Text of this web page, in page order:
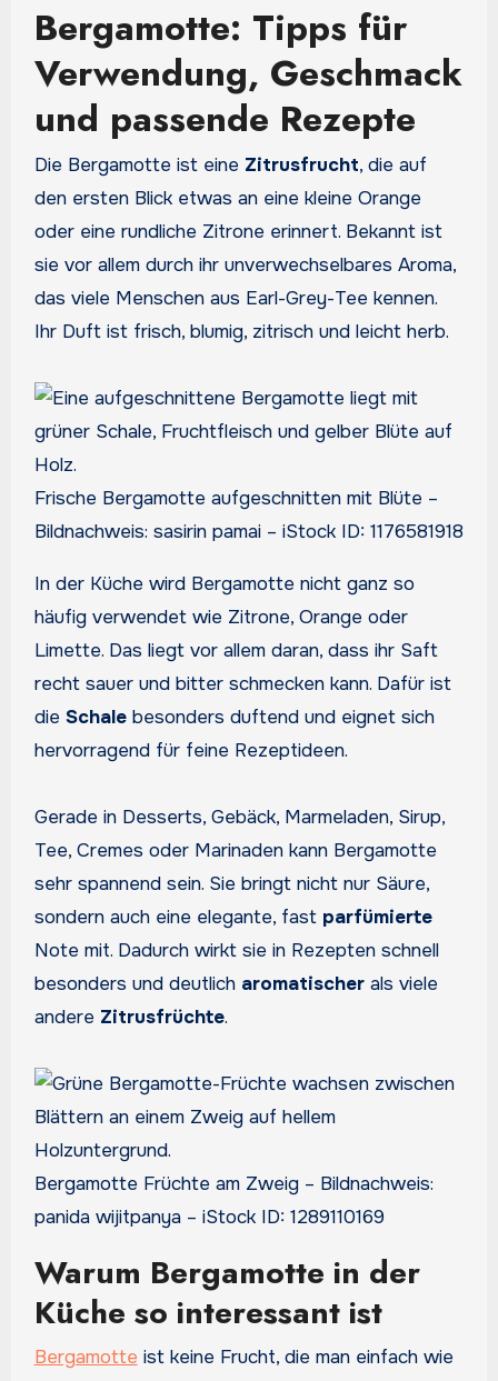
Bergamotte: Tipps für
Verwendung, Geschmack
und passende Rezepte
Die Bergamotte ist eine Zitrusfrucht, die auf
den ersten Blick etwas an eine kleine Orange
oder eine rundliche Zitrone erinnert. Bekannt ist
sie vor allem durch ihr unverwechselbares Aroma,
das viele Menschen aus Earl-Grey-Tee kennen.
Ihr Duft ist frisch, blumig, zitrisch und leicht herb.
Frische Bergamotte aufgeschnitten mit Blüte –
Bildnachweis: sasirin pamai – iStock ID: 1176581918
In der Küche wird Bergamotte nicht ganz so
häufig verwendet wie Zitrone, Orange oder
Limette. Das liegt vor allem daran, dass ihr Saft
recht sauer und bitter schmecken kann. Dafür ist
die Schalebesonders duftend und eignet sich
hervorragend für feine Rezeptideen.
Gerade in Desserts, Gebäck, Marmeladen, Sirup,
Tee, Cremes oder Marinaden kann Bergamotte
sehr spannend sein. Sie bringt nicht nur Säure,
sondern auch eine elegante, fast parfümierte
Note mit. Dadurch wirkt sie in Rezepten schnell
besonders und deutlich aromatischerals viele
andere Zitrusfrüchte.
Bergamotte Früchte am Zweig – Bildnachweis:
panida wijitpanya – iStock ID: 1289110169
Warum Bergamotte in der
Küche so interessant ist
Bergamotte ist keine Frucht, die man einfach wie